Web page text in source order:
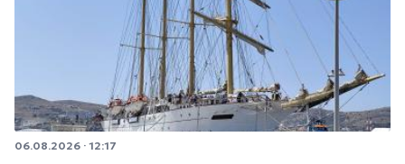
06.08.2026 · 12:17